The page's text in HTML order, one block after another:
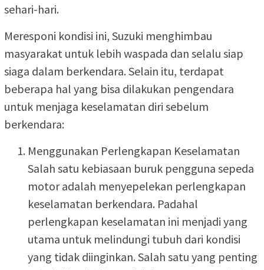
sehari-hari.
Meresponi kondisi ini, Suzuki menghimbau
masyarakat untuk lebih waspada dan selalu siap
siaga dalam berkendara. Selain itu, terdapat
beberapa hal yang bisa dilakukan pengendara
untuk menjaga keselamatan diri sebelum
berkendara:
Menggunakan Perlengkapan Keselamatan
Salah satu kebiasaan buruk pengguna sepeda
motor adalah menyepelekan perlengkapan
keselamatan berkendara. Padahal
perlengkapan keselamatan ini menjadi yang
utama untuk melindungi tubuh dari kondisi
yang tidak diinginkan. Salah satu yang penting